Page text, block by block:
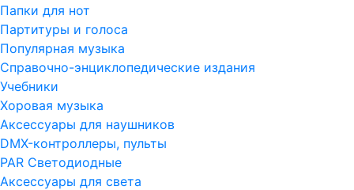
Папки для нот
Партитуры и голоса
Популярная музыка
Справочно-энциклопедические издания
Учебники
Хоровая музыка
Аксессуары для наушников
DMX-контроллеры, пульты
PAR Светодиодные
Аксессуары для света